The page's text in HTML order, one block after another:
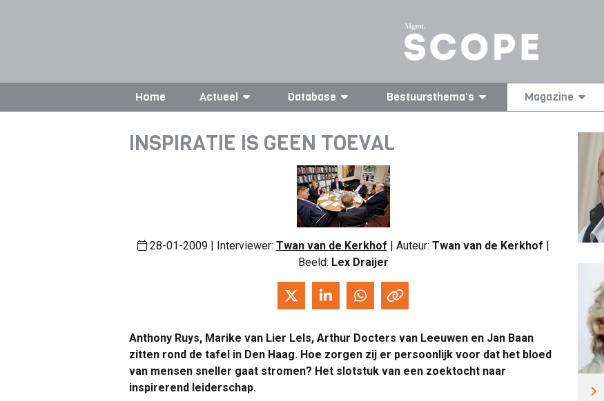
Home Actueel Database Bestuursthema's Magazine
INSPIRATIE IS GEEN TOEVAL
28-01-2009 | Interviewer: Twan van de Kerkhof | Auteur: Twan van de Kerkhof |
Beeld: Lex Draijer
Anthony Ruys, Marike van Lier Lels, Arthur Docters van Leeuwen en Jan Baan
zitten rond de tafel in Den Haag. Hoe zorgen zij er persoonlijk voor dat het bloed
van mensen sneller gaat stromen? Het slotstuk van een zoektocht naar
inspirerend leiderschap.